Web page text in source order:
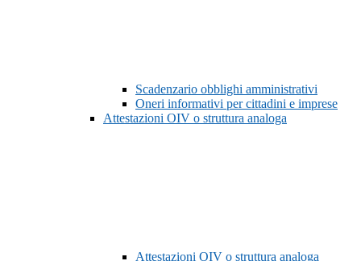
Scadenzario obblighi amministrativi
Oneri informativi per cittadini e imprese
Attestazioni OIV o struttura analoga
Attestazioni OIV o struttura analoga